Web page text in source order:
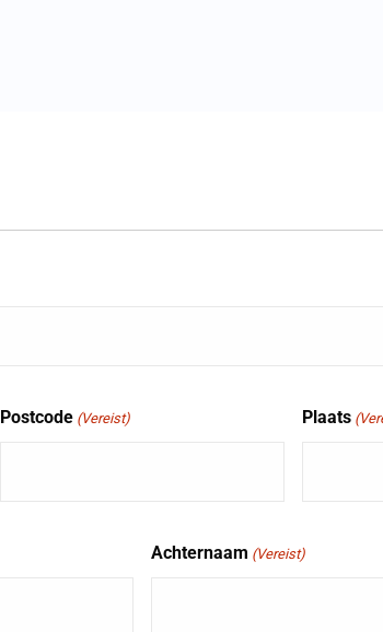
Postcode (Vereist) Plaats
Achternaam (Vereist)